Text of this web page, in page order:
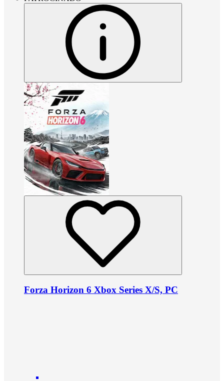
Forza Horizon 6 Xbox Series X/S, PC